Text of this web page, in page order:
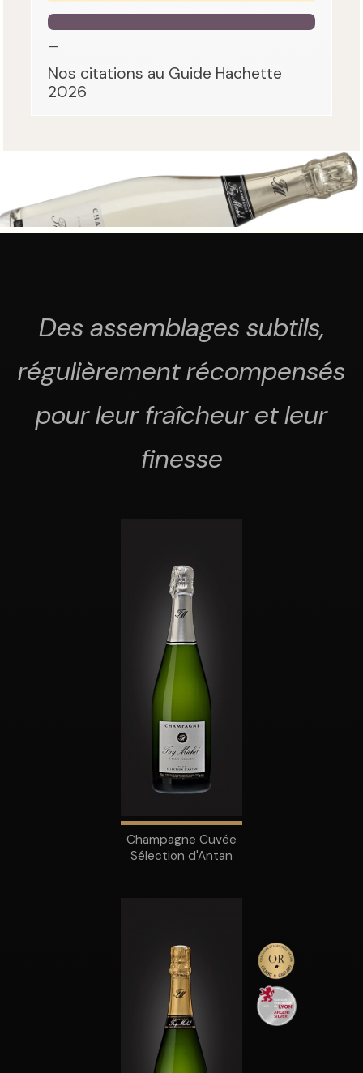
—
Nos citations au Guide Hachette
2026
Des assemblages subtils,
régulièrement récompensés
pour leur fraîcheur et leur
finesse
Champagne Cuvée
Sélection d'Antan